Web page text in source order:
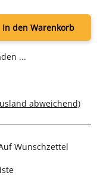
In den Warenkorb
...
abweichend)
Wunschzettel